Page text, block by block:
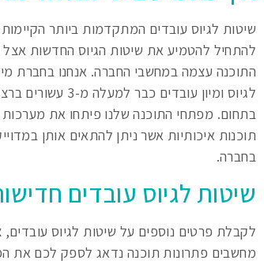
שיטות לגיוס עובדים המתקדמות ביותר
להתחיל להטמיע את שיטות הגיוס החדשות
התוכנה עצמה במחשבי החברה. אנחנו בחברת
לגיוס ומיון
תוכנות איכותיות אשר ניתן להתאים אותן
בחברה.
שיטות לגיוס עובדים
לקבלת פרטים נוספים על שיטות לגיוס
מחשבים פתרונות תוכנה נדאג לספק לכם את